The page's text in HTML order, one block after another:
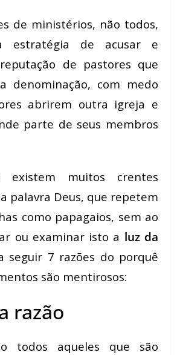
de ministérios, não todos,
estratégia de acusar e
de pastores que
denominação, com medo
abrirem outra igreja e
parte de seus membros
existem muitos crentes
palavra Deus, que repetem
como papagaios, sem ao
ou examinar isto a luz da
seguir 7 razões do porquê
são mentirosos:
razão
todos aqueles que são